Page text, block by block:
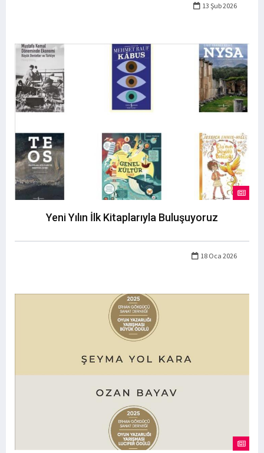
13 Şub 2026
Yeni Yılın İlk Kitaplarıyla Buluşuyoruz
18 Oca 2026